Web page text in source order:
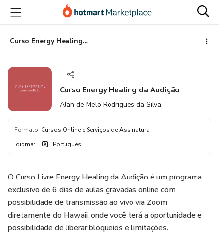
para
conteúdo
principal
para
pagamento
para
rodapé
Curso Energy Healing da Audição
Curso Energy Healing da Audição
Alan de Melo Rodrigues da Silva
Formato: Cursos Online e Serviços de Assinatura
Idioma: Português
O Curso Livre Energy Healing da Audição é um programa
exclusivo de 6 dias de aulas gravadas online com
possibilidade de transmissão ao vivo via Zoom
diretamente do Hawaii, onde você terá a oportunidade e
possibilidade de liberar bloqueios e limitações.